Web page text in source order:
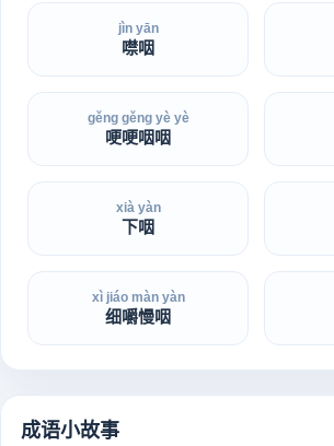
jìn yān
噤咽
gěng gěng yè yè
哽哽咽咽
xià yàn
下咽
xì jiáo màn yàn
细嚼慢咽
成语小故事